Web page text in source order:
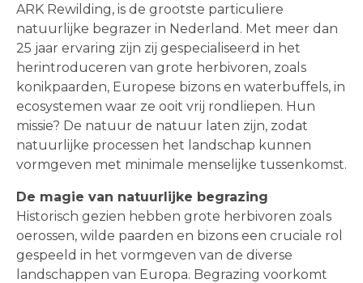
ARK Rewilding, is de grootste particuliere
natuurlijke begrazer in Nederland. Met meer dan
25 jaar ervaring zijn zij gespecialiseerd in het
herintroduceren van grote herbivoren, zoals
konikpaarden, Europese bizons en waterbuffels, in
ecosystemen waar ze ooit vrij rondliepen. Hun
missie? De natuur de natuur laten zijn, zodat
natuurlijke processen het landschap kunnen
vormgeven met minimale menselijke tussenkomst.
De magie van natuurlijke begrazing
Historisch gezien hebben grote herbivoren zoals
oerossen, wilde paarden en bizons een cruciale rol
gespeeld in het vormgeven van de diverse
landschappen van Europa. Begrazing voorkomt